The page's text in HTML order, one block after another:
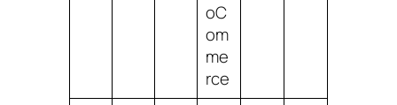
oC
om
me
rce